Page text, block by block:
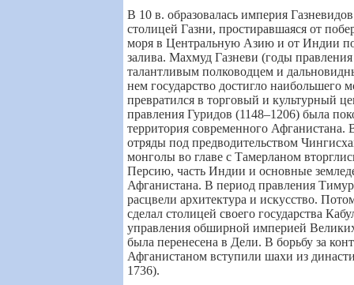
В 10 в. образовалась империя
столицей Газни, простиравшаяся от
моря в Центральную Азию и от Индии
залива. Махмуд Газневи (годы
талантливым полководцем и
нем государство достигло наибольшего
превратился в торговый и культурный
правления Гуридов (1148–1206) была
территория современного Афганистана.
отряды под предводительством
монголы во главе с Тамерланом
Персию, часть Индии и основные
Афганистана. В период правления
расцвели архитектура и искусство.
сделал столицей своего государства
управления обширной империей
была перенесена в Дели. В борьбу за
Афганистаном вступили шахи из
1736).